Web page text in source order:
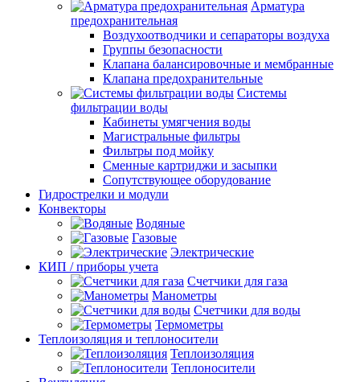
Арматура
предохранительная
Воздухоотводчики и сепараторы воздуха
Группы безопасности
Клапана балансировочные и мембранные
Клапана предохранительные
Системы
фильтрации воды
Кабинеты умягчения воды
Магистральные фильтры
Фильтры под мойку
Сменные картриджи и засыпки
Сопутствующее оборудование
Гидрострелки и модули
Конвекторы
Водяные
Газовые
Электрические
КИП / приборы учета
Счетчики для газа
Манометры
Счетчики для воды
Термометры
Теплоизоляция и теплоносители
Теплоизоляция
Теплоносители